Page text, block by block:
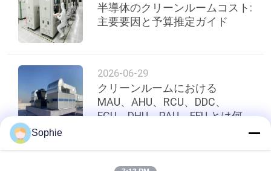
半導体のクリーンルームコスト:
主要要因と予算推定ガイド
2026-06-29
クリーンルームにおける
MAU、AHU、RCU、DDC、
FCU、DHU、PAU、FFU とは何
トップ
Sophie